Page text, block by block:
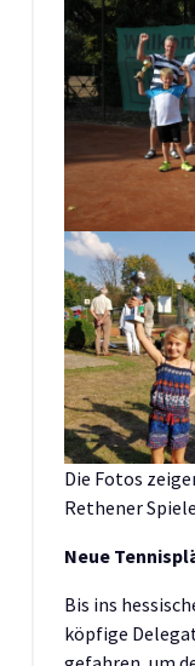
Die Fotos
Rethener
Neue
Bis ins
köpfige